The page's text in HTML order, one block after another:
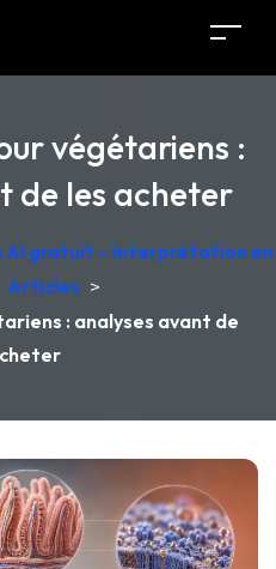
végétariens :
de les acheter
AI gratuit – Interprétation
Articles >
: analyses avant de